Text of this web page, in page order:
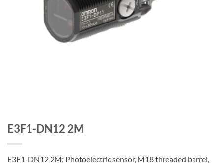
E3F1-DN12 2M
E3F1-DN12 2M; Photoelectric sensor, M18 threaded barrel,